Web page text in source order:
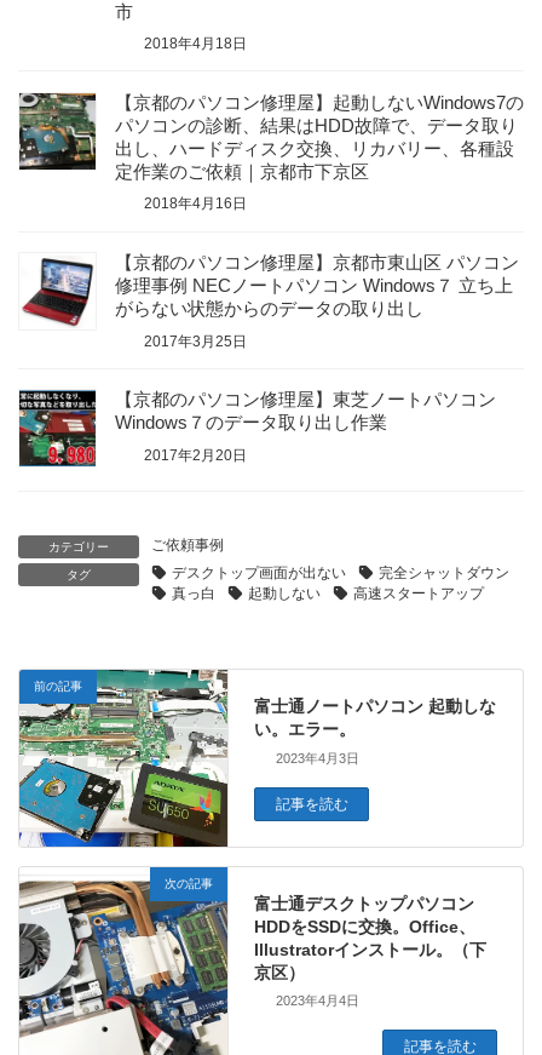
市
2018年4月18日
【京都のパソコン修理屋】起動しないWindows7の
パソコンの診断、結果はHDD故障で、データ取り
出し、ハードディスク交換、リカバリー、各種設
定作業のご依頼｜京都市下京区
2018年4月16日
【京都のパソコン修理屋】京都市東山区 パソコン
修理事例 NECノートパソコン Windows７ 立ち上
がらない状態からのデータの取り出し
2017年3月25日
【京都のパソコン修理屋】東芝ノートパソコン
Windows７のデータ取り出し作業
2017年2月20日
カテゴリー ご依頼事例
タグ デスクトップ画面が出ない
完全シャットダウン
真っ白
起動しない 高速スタートアップ
前の記事
富士通ノートパソコン 起動しな
い。エラー。
2023年4月3日
記事を読む
次の記事
富士通デスクトップパソコン
HDDをSSDに交換。Office、
Illustratorインストール。（下
京区）
2023年4月4日
記事を読む